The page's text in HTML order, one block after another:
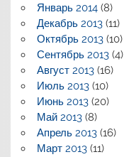
Январь 2014(8)
Декабрь 2013(11)
Октябрь 2013(10)
Сентябрь 2013(4)
Август 2013(16)
Июль 2013(10)
Июнь 2013(20)
Май 2013(8)
Апрель 2013(16)
Март 2013(11)